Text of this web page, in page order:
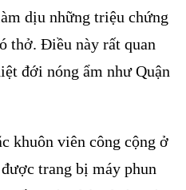
dịu những triệu chứng
thở. Điều này rất quan
đới nóng ẩm như Quận
khuôn viên công cộng ở
trang bị máy phun